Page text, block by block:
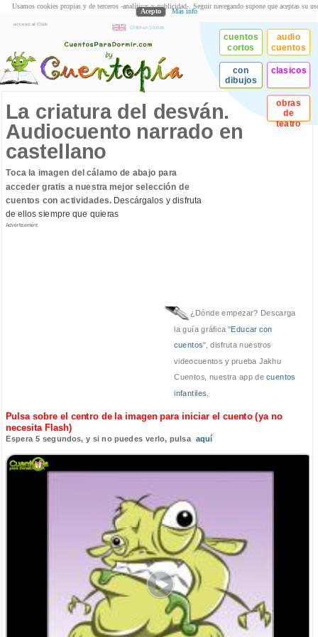
acceso al Club
Children Stories
cuentos
cortos
audio
cuentos
con
dibujos
clasicos
obras
de
teatro
La criatura del desván.
Audiocuento narrado en
castellano
Toca la imagen del cálamo de abajo para
acceder gratis a nuestra mejor selección de
cuentos con actividades.Descárgalos y disfruta
de ellos siempre que quieras
Advertisement
¿Dónde empezar? Descarga
la guía gráfica "Educar con
cuentos", disfruta nuestros
videocuentos y prueba Jakhu
Cuentos, nuestra app decuentos
infantiles.
Pulsa sobre el centro de la imagen para iniciar el cuento (ya no
necesita Flash)
Espera 5 segundos, y si no puedes verlo, pulsa aquí
Usamos cookies propias y de terceros -analíticas y publicidad-. Seguir navegando supone que aceptas su
Acepto Más info